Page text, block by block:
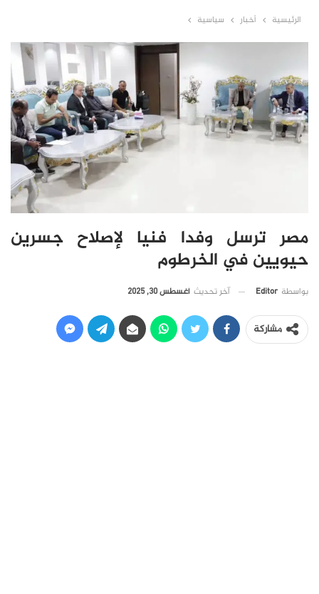
الرئيسية أخبار سياسية
مصر ترسل وفدا فنيا لإصلاح جسرين
حيويين في الخرطوم
بواسطة Editor آخر تحديث أغسطس 30, 2025
مشاركة